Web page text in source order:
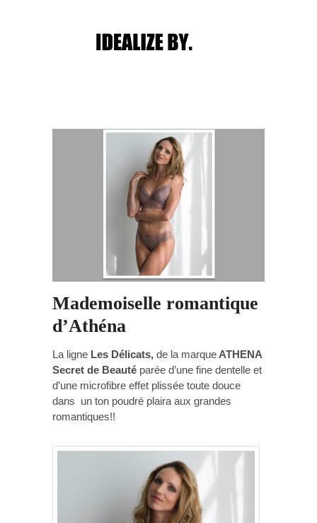
Post navigation
Mademoiselle romantique
d’Athéna
La ligne Les Délicats, de la marque ATHENA
Secret de Beauté parée d’une fine dentelle et
d’une microfibre effet plissée toute douce
dans un ton poudré plaira aux grandes
romantiques!!